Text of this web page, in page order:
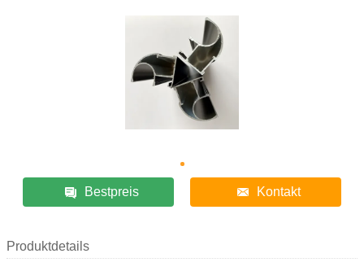
Bestpreis Kontakt
Produktdetails